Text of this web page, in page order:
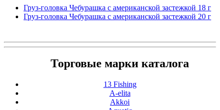
Груз-головка Чебурашка с американской застежкой 18 г
Груз-головка Чебурашка с американской застежкой 20 г
Торговые марки каталога
13 Fishing
A-elita
Akkoi